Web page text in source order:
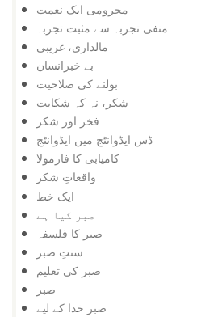
محرومی ایک نعمت
منفی تجربہ سے مثبت تجربہ
مالداری، غریبی
بے خبرانسان
بولنے کی صلاحیت
شکر، نہ کہ شکایت
فخر اور شکر
ڈس ایڈوانٹج میں ایڈوانٹج
کامیابی کا فارمولا
واقعاتِ شکر
ایک خط
صبر کیا ہے
صبر کا فلسفہ
سنتِ صبر
صبر کی تعلیم
صبر
صبر خدا کے لیے